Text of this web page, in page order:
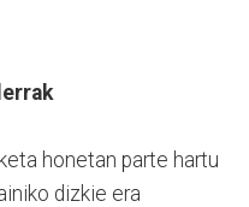
honetan parte hartu
dizkie era